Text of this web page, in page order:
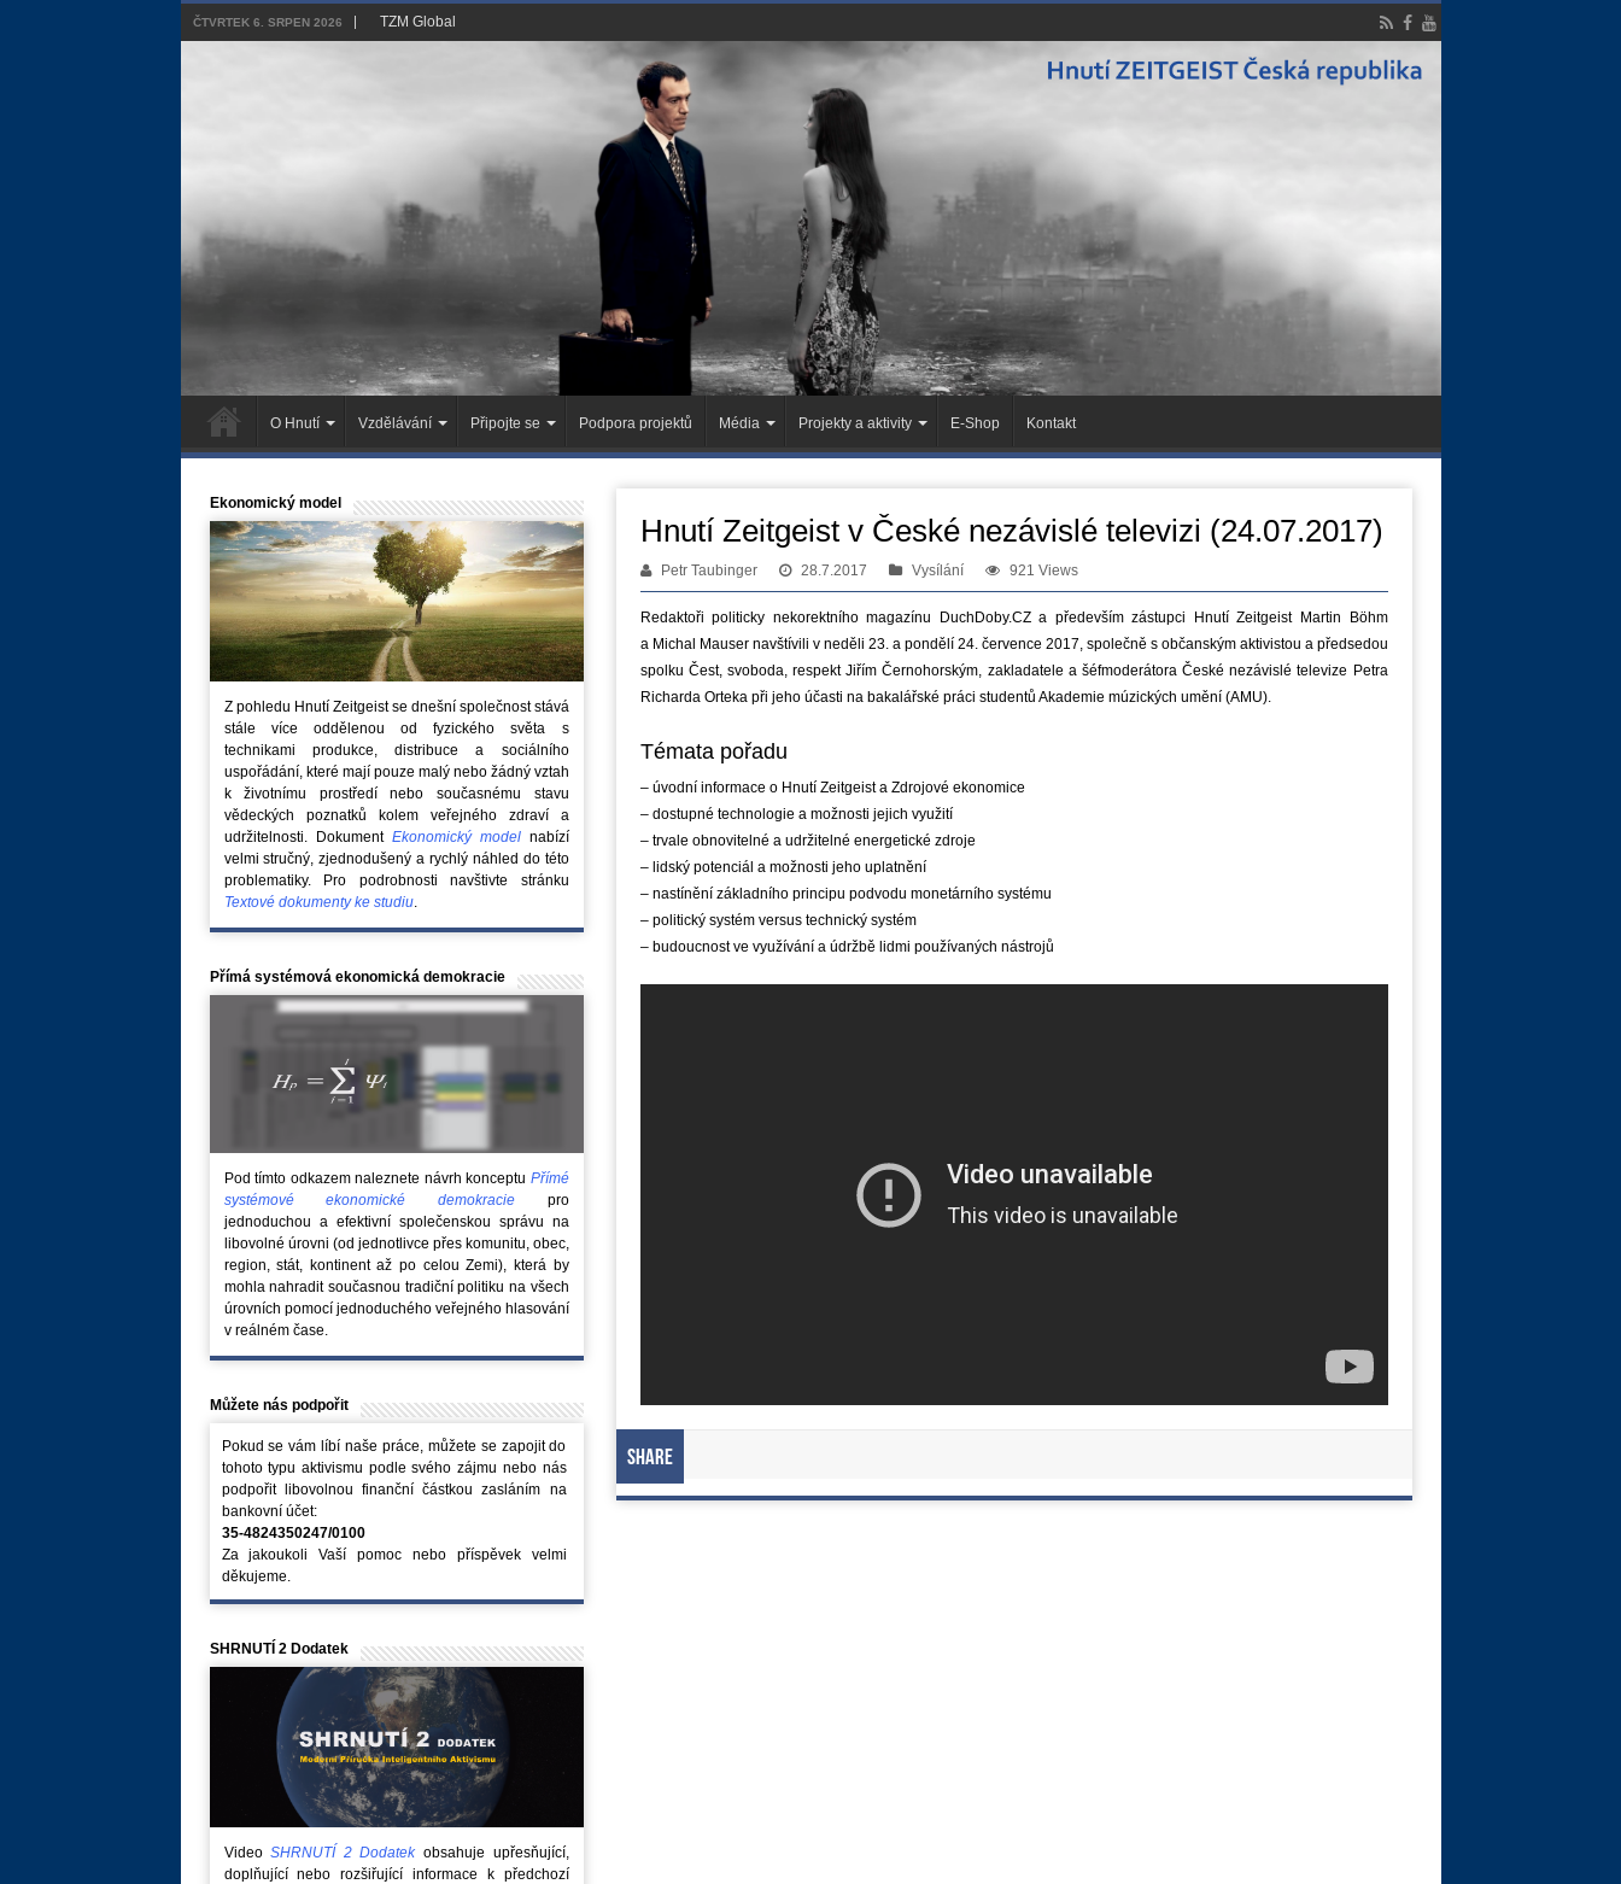
ČTVRTEK 6. SRPEN 2026 TZM Global
O Hnutí Vzdělávání Připojte se Podpora projektů Média Projekty a aktivity E-Shop Kontakt
Hnutí Zeitgeist v České nezávislé televizi (24.07.2017)
Petr Taubinger 28.7.2017 Vysílání 921 Views
Redaktoři politicky nekorektního magazínu DuchDoby.CZ a především zástupci Hnutí Zeitgeist Martin Böhm
a Michal Mauser navštívili v neděli 23. a pondělí 24. července 2017, společně s občanským aktivistou a předsedou
spolku Čest, svoboda, respekt Jiřím Černohorským, zakladatele a šéfmoderátora České nezávislé televize Petra
Richarda Orteka při jeho účasti na bakalářské práci studentů Akademie múzických umění (AMU).
Témata pořadu
– úvodní informace o Hnutí Zeitgeist a Zdrojové ekonomice
– dostupné technologie a možnosti jejich využití
– trvale obnovitelné a udržitelné energetické zdroje
– lidský potenciál a možnosti jeho uplatnění
– nastínění základního principu podvodu monetárního systému
– politický systém versus technický systém
– budoucnost ve využívání a údržbě lidmi používaných nástrojů
Share
Ekonomický model
Z pohledu Hnutí Zeitgeist se dnešní společnost stává
stále více oddělenou od fyzického světa s
technikami produkce, distribuce a sociálního
uspořádání, které mají pouze malý nebo žádný vztah
k životnímu prostředí nebo současnému stavu
vědeckých poznatků kolem veřejného zdraví a
udržitelnosti. Dokument Ekonomický modelnabízí
velmi stručný, zjednodušený a rychlý náhled do této
problematiky. Pro podrobnosti navštivte stránku
Textové dokumenty ke studiu.
Přímá systémová ekonomická demokracie
Pod tímto odkazem naleznete návrh konceptu Přímé
systémové ekonomické demokracie pro
jednoduchou a efektivní společenskou správu na
libovolné úrovni (od jednotlivce přes komunitu, obec,
region, stát, kontinent až po celou Zemi), která by
mohla nahradit současnou tradiční politiku na všech
úrovních pomocí jednoduchého veřejného hlasování
v reálném čase.
Můžete nás podpořit
Pokud se vám líbí naše práce, můžete se zapojit do
tohoto typu aktivismu podle svého zájmu nebo nás
podpořit libovolnou finanční částkou zasláním na
bankovní účet:
35-4824350247/0100
Za jakoukoli Vaší pomoc nebo příspěvek velmi
děkujeme.
SHRNUTÍ 2 Dodatek
VideoSHRNUTÍ 2 Dodatekobsahuje upřesňující,
doplňující nebo rozšiřující informace k předchozí